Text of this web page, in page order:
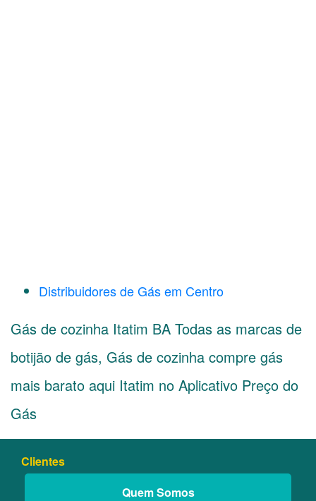
Distribuidores de Gás em Centro
Gás de cozinha Itatim BA Todas as marcas de
botijão de gás, Gás de cozinha compre gás
mais barato aqui Itatim no Aplicativo Preço do
Gás
Clientes
Quem Somos